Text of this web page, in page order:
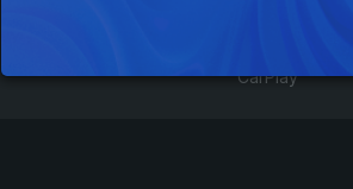
CarPlay